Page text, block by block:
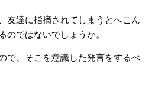
友達に指摘されてしまうとへこん
のではないでしょうか。
で、そこを意識した発言をするべ